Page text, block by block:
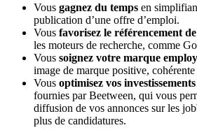
Vous gagnez du temps en
publication d’une offre d’emploi.
Vous favorisez le référencement
les moteurs de recherche, comme
Vous soignez votre marque
image de marque positive,
Vous optimisez vos investissements
fournies par Beetween, qui vous
diffusion de vos annonces sur les
plus de candidatures.